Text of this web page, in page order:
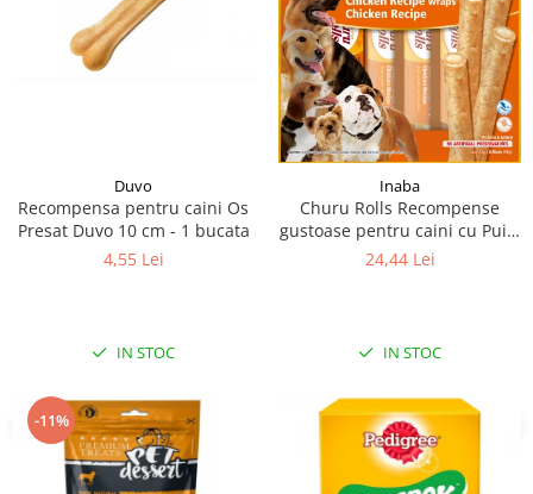
Duvo
Recompensa pentru caini Os
Presat Duvo 10 cm - 1 bucata
4,55 Lei
IN STOC
Inaba
Churu Rolls Recompense
gustoase pentru caini cu Pui 8
x 12 g
24,44 Lei
IN STOC
-11%